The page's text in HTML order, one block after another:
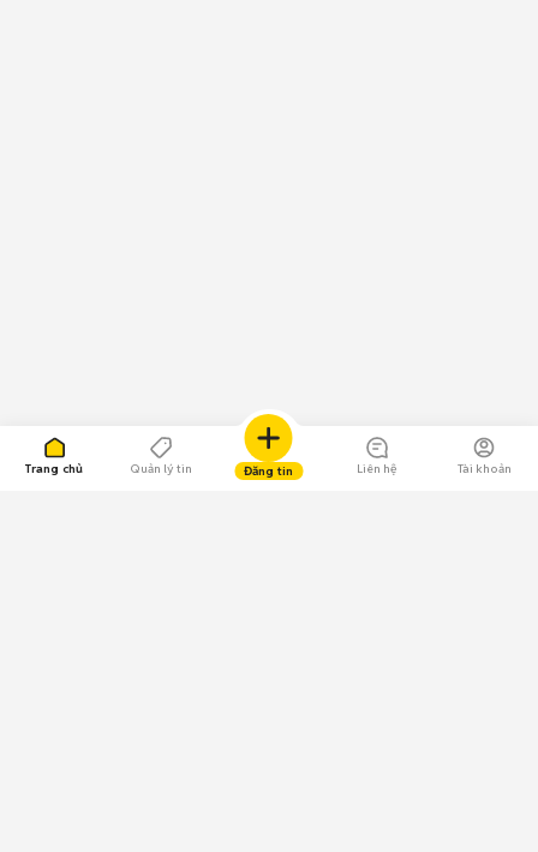
Trang chủ Quản lý tin Đăng tin Liên hệ Tài khoản